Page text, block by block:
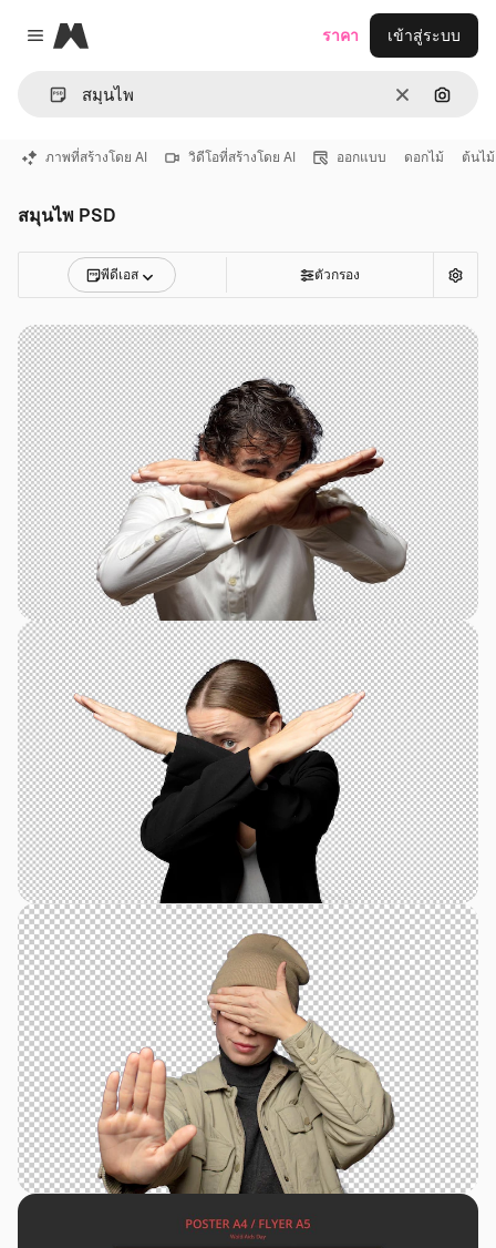
Close menu
Magnific
ชัดเจนค้นหา
ราคา เข้าสู่ระบบ
ภาพที่สร้างโดย AI วิดีโอที่สร้างโดย AI ออกแบบ ดอกไม้ ต้นไม้
สมุนไพ PSD
พีดีเอส ตัวกรอง